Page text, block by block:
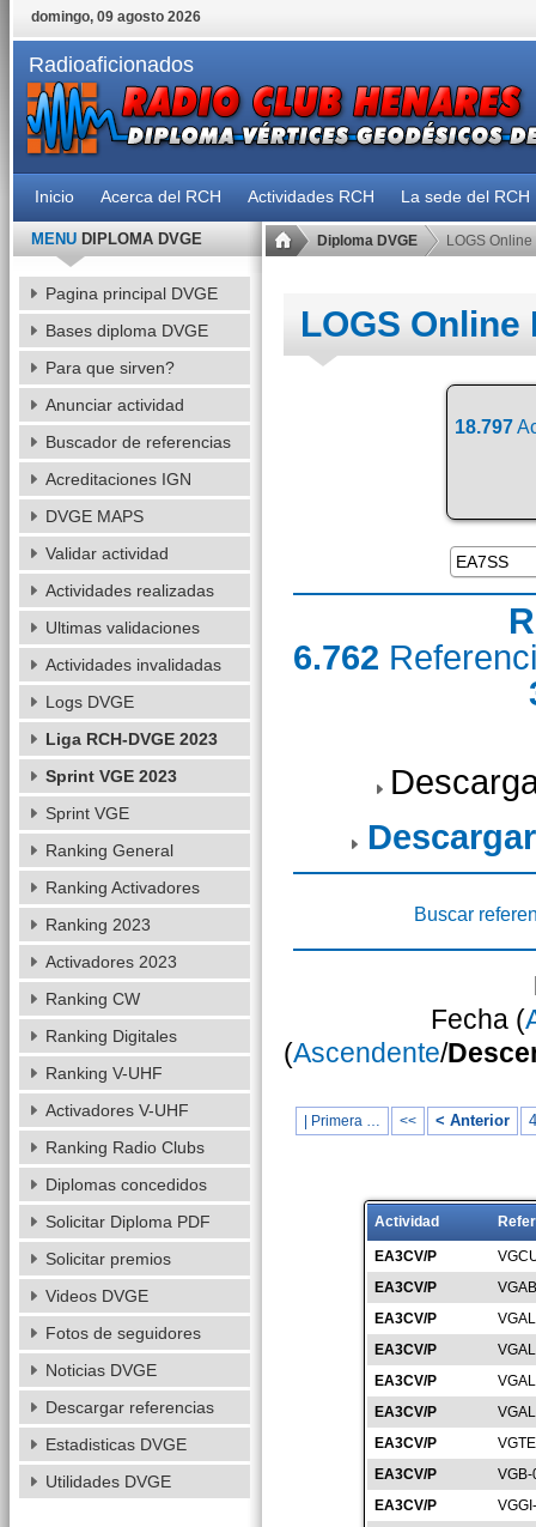
domingo, 09 agosto 2026
Radioaficionados
Inicio Acerca del RCH Actividades RCH La sede del RCH
Diploma DVGE LOGS Online
LOGS Online
18.797
6.762
Buscar
Fecha (
(Ascendente/
| Primera … << < Anterior
Actividad
EA3CV/P
EA3CV/P
EA3CV/P
EA3CV/P
EA3CV/P
EA3CV/P
EA3CV/P
EA3CV/P
EA3CV/P
MENUDIPLOMA DVGE
Pagina principal DVGE
Bases diploma DVGE
Para que sirven?
Anunciar actividad
Buscador de referencias
Acreditaciones IGN
DVGE MAPS
Validar actividad
Actividades realizadas
Ultimas validaciones
Actividades invalidadas
Logs DVGE
Liga RCH-DVGE 2023
Sprint VGE 2023
Sprint VGE
Ranking General
Ranking Activadores
Ranking 2023
Activadores 2023
Ranking CW
Ranking Digitales
Ranking V-UHF
Activadores V-UHF
Ranking Radio Clubs
Diplomas concedidos
Solicitar Diploma PDF
Solicitar premios
Videos DVGE
Fotos de seguidores
Noticias DVGE
Descargar referencias
Estadisticas DVGE
Utilidades DVGE